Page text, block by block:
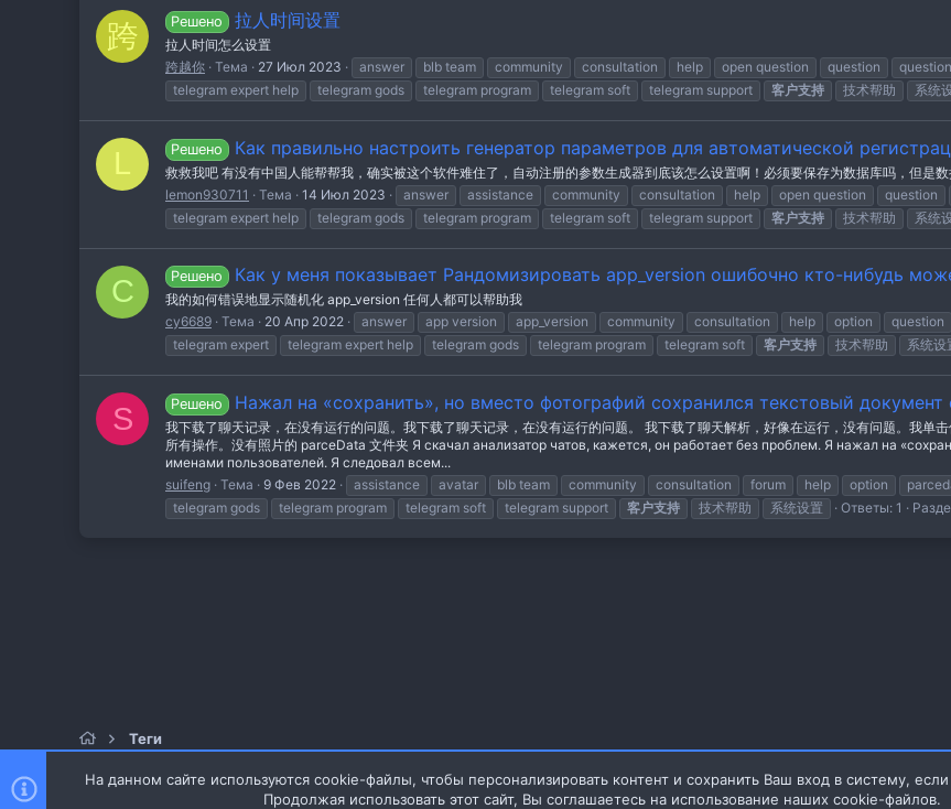
跨 Решено 拉人时间设置
拉人时间怎么设置
跨越你 Тема 27 Июл 2023 answer blb team community consultation help open question question
telegram expert help
telegram gods telegram program telegram soft telegram support 客户支持 技术帮助 系统
L Решено Как правильно настроить генератор параметров для автоматической
救救我吧 有没有中国人能帮帮我，确实被这个软件难住了，自动注册的参数生成器到底该怎么设置啊！必须要保存为数据库吗，但是
lemon930711
Тема 14 Июл 2023 answer assistance community consultation help open question question
telegram expert help
telegram gods telegram program telegram soft telegram support 客户支持 技术帮助 系统
C Решено Как у меня показывает Рандомизировать app_version ошибочно кто-нибудь
我的如何错误地显示随机化 app_version 任何人都可以帮助我
cy6689 Тема 20 Апр 2022 answer app version app_version community consultation help option question
telegram expert
telegram expert help telegram gods telegram program telegram soft 客户支持 技术帮助 系统设
S Решено Нажал на «сохранить», но вместо фотографий сохранился текстовый документ
我下载了聊天记录，在没有运行的问题。我下载了聊天记录，在没有运行的问题。 我下载了聊天解析，好像在运行，没有问题。我单
所有操作。没有照片的 parceData 文件夹 Я скачал анализатор чатов, кажется, он работает без проблем. Я нажал на
именами пользователей. Я следовал всем...
suifeng Тема 9 Фев 2022 assistance avatar blb team community consultation forum help option
telegram gods
telegram program telegram soft telegram support 客户支持 技术帮助 系统设置 Ответы: 1
Теги
На данном сайте используются cookie-файлы, чтобы персонализировать контент и сохранить Ваш вход в систему,
Продолжая использовать этот сайт, Вы соглашаетесь на использование наших cookie-файлов.